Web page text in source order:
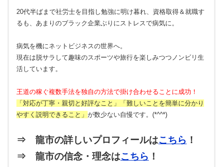
20代半ばまで社労士を目指し勉強に明け暮れ、資格取得＆就職す
るも、あまりのブラック企業ぶりにストレスで病気に。
病気を機にネットビジネスの世界へ。
現在は脱サラして趣味のスポーツや旅行を楽しみつつノンビリ生
活しています。
王道の稼ぐ複数手法を独自の方法で掛け合わせることに成功！
「対応が丁寧・親切と好評なこと」「難しいことを簡単に分かり
やすく説明できること」 が数少ない自慢です。(*^^*)
⇒ 龍市の詳しいプロフィールはこちら ！
⇒ 龍市の信念・理念はこちら ！